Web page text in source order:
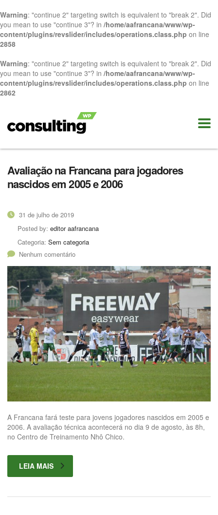
Warning: "continue 2" targeting switch is equivalent to "break 2". Did
you mean to use "continue 3"? in /home/aafrancana/www/wp-
content/plugins/revslider/includes/operations.class.php on line
2858
Warning: "continue 2" targeting switch is equivalent to "break 2". Did
you mean to use "continue 3"? in /home/aafrancana/www/wp-
content/plugins/revslider/includes/operations.class.php on line
2862
Avaliação na Francana para jogadores
nascidos em 2005 e 2006
31 de julho de 2019
Posted by: editor aafrancana
Categoria: Sem categoria
Nenhum comentário
A Francana fará teste para jovens jogadores nascidos em 2005 e
2006. A avaliação técnica acontecerá no dia 9 de agosto, às 8h,
no Centro de Treinamento Nhô Chico.
LEIA MAIS